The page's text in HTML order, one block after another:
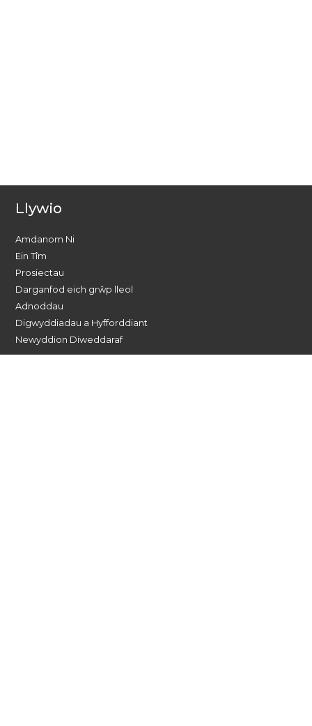
Llywio
Amdanom Ni
Ein Tîm
Prosiectau
Darganfod eich grŵp lleol
Adnoddau
Digwyddiadau a Hyfforddiant
Newyddion Diweddaraf